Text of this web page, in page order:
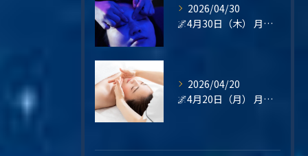
2026/04/30
🌌4月30日（木） 月末の疲れは、“その日のうちに整える”という選択を🌿
2026/04/20
🌌4月20日（月） 月曜日は、“整えてから始める”という選択を🌿